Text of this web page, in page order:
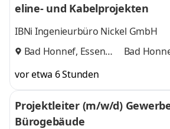
eline- und Kabelprojekten
IBNi Ingenieurbüro Nickel GmbH
Bad Honnef, Essen
Bad
vor etwa 6 Stunden
Projektleiter (m/w/d)
Bürogebäude